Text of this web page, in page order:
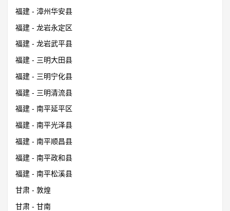
福建 - 漳州华安县
福建 - 龙岩永定区
福建 - 龙岩武平县
福建 - 三明大田县
福建 - 三明宁化县
福建 - 三明清流县
福建 - 南平延平区
福建 - 南平光泽县
福建 - 南平顺昌县
福建 - 南平政和县
福建 - 南平松溪县
甘肃 - 敦煌
甘肃 - 甘南